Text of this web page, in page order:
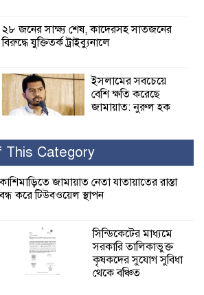
২৮ জনের সাক্ষ্য শেষ, কাদেরসহ সাতজনের
বিরুদ্ধে যুক্তিতর্ক ট্রাইব্যুনালে
ইসলামের সবচেয়ে
বেশি ক্ষতি করেছে
জামায়াত: নুরুল হক
পাঁচ মাসে সরকারের দোষ দিচ্ছেন, আপনারা
কেন: শহীদ জিসানের বাবার ক্ষোভ
মিলল ইছামতী নদীতে
শ্রীউলা ইউনিয়ন
This Category
কাশিমাড়িতে জামায়াত নেতা যাতায়াতের রাস্তা
বন্ধ করে টিউবওয়েল স্থাপন
সিন্ডিকেটের মাধ্যমে
সরকারি তালিকাভুক্ত
কৃষকদের সুযোগ সুবিধা
থেকে বঞ্চিত